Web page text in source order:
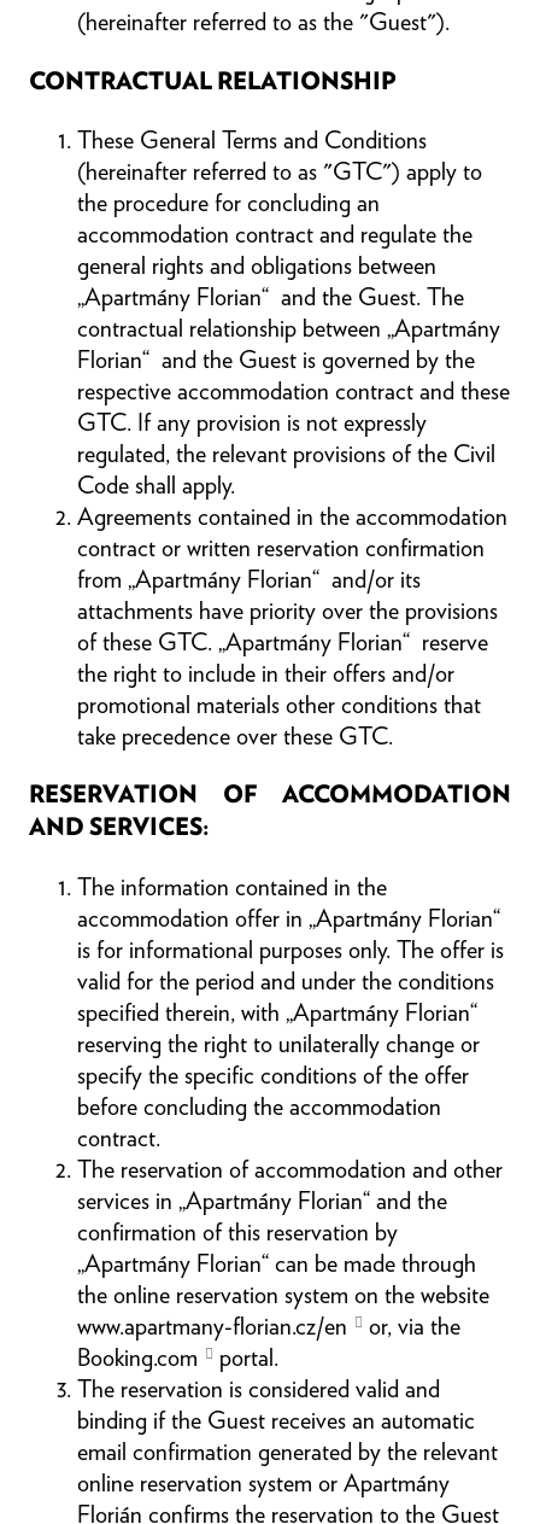
(hereinafter referred to as the "Guest").
CONTRACTUAL RELATIONSHIP
These General Terms and Conditions
(hereinafter referred to as "GTC") apply to
the procedure for concluding an
accommodation contract and regulate the
general rights and obligations between
„Apartmány Florian“ and the Guest. The
contractual relationship between „Apartmány
Florian“ and the Guest is governed by the
respective accommodation contract and these
GTC. If any provision is not expressly
regulated, the relevant provisions of the Civil
Code shall apply.
Agreements contained in the accommodation
contract or written reservation confirmation
from „Apartmány Florian“ and/or its
attachments have priority over the provisions
of these GTC. „Apartmány Florian“ reserve
the right to include in their offers and/or
promotional materials other conditions that
take precedence over these GTC.
RESERVATION OF ACCOMMODATION
AND SERVICES:
The information contained in the
accommodation offer in „Apartmány Florian“
is for informational purposes only. The offer is
valid for the period and under the conditions
specified therein, with „Apartmány Florian“
reserving the right to unilaterally change or
specify the specific conditions of the offer
before concluding the accommodation
contract.
The reservation of accommodation and other
services in „Apartmány Florian“ and the
confirmation of this reservation by
„Apartmány Florian“ can be made through
the online reservation system on the website
www.apartmany-florian.cz/en
or, via the
Booking.com
portal.
The reservation is considered valid and
binding if the Guest receives an automatic
email confirmation generated by the relevant
online reservation system or Apartmány
Florián confirms the reservation to the Guest